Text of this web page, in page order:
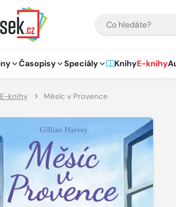
Časopisy Speciály KnihyE-knihy
E-knihy Měsíc v Provence